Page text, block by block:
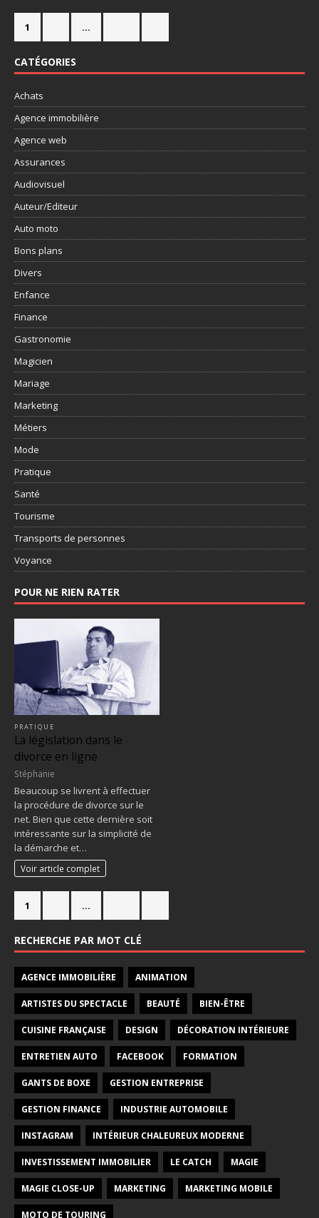
1 …
CATÉGORIES
Achats
Agence immobilière
Agence web
Assurances
Audiovisuel
Auteur/Editeur
Auto moto
Bons plans
Divers
Enfance
Finance
Gastronomie
Magicien
Mariage
Marketing
Métiers
Mode
Pratique
Santé
Tourisme
Transports de personnes
Voyance
POUR NE RIEN RATER
PRATIQUE
La législation dans le
divorce en ligne
Stéphanie
Beaucoup se livrent à effectuer
la procédure de divorce sur le
net. Bien que cette dernière soit
intéressante sur la simplicité de
la démarche et…
Voir article complet
1 …
RECHERCHE PAR MOT CLÉ
AGENCE IMMOBILIÈRE ANIMATION
ARTISTES DU SPECTACLE BEAUTÉ BIEN-ÊTRE
CUISINE FRANÇAISE DESIGN DÉCORATION INTÉRIEURE
ENTRETIEN AUTO FACEBOOK FORMATION
GANTS DE BOXE GESTION ENTREPRISE
GESTION FINANCE INDUSTRIE AUTOMOBILE
INSTAGRAM INTÉRIEUR CHALEUREUX MODERNE
INVESTISSEMENT IMMOBILIER LE CATCH MAGIE
MAGIE CLOSE-UP MARKETING MARKETING MOBILE
MOTO DE TOURING